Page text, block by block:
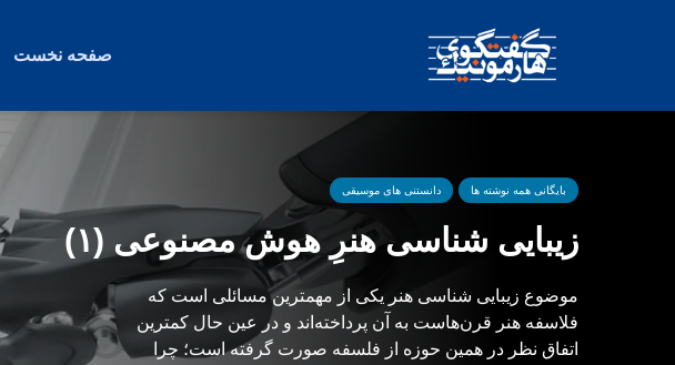
صفحه نخست
بایگانی همه نوشته ها دانستنی های موسیقی
زیبایی شناسی هنرِ هوش مصنوعی (۱)
موضوع زیبایی شناسی هنر یکی از مهمترین مسائلی است که
فلاسفه هنر قرن‌هاست به آن پرداخته‌اند و در عین حال کمترین
اتفاق نظر در همین حوزه از فلسفه صورت گرفته است؛ چرا